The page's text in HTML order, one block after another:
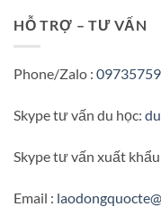
HỖ TRỢ – TƯ VẤN
Phone/Zalo :
Skype tư vấn du học:
Skype tư vấn xuất
Email :